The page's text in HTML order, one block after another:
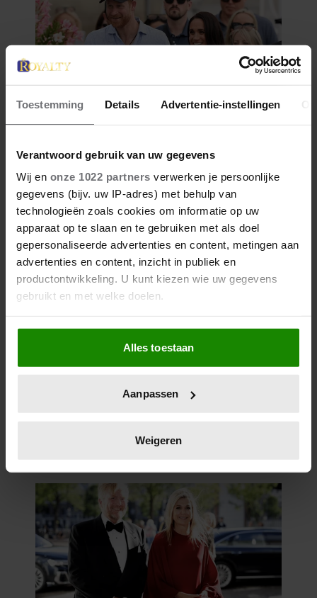
Toestemming Details Advertentie-instellingen
Verantwoord gebruik van uw gegevens
Wij en onze 1022 partners verwerken je persoonlijke
gegevens (bijv. uw IP-adres) met behulp van
technologieën zoals cookies om informatie op uw
apparaat op te slaan en te gebruiken met als doel
gepersonaliseerde advertenties en content, metingen aan
advertenties en content, inzicht in publiek en
productontwikkeling. U kunt kiezen wie uw gegevens
gebruikt en met welke doelen.
Als u het toestaat, willen we ook graag:
Informatie verzamelen over uw geografische
locatie, die tot een paar meter nauwkeurig kan zijn
scannen op specifieke eigenschappen (fingerprinting)
verwerkt en stel uw voorkeuren in het
intrekken in de Cookieverklaring.
We gebruiken cookies om content en advertenties te
personaliseren, om functies voor social media te bieden
en om ons websiteverkeer te analyseren. Ook delen we
informatie over uw gebruik van onze site met onze
partners voor social media, adverteren en analyse. Deze
partners kunnen deze gegevens combineren met andere
Alles toestaan
Aanpassen
Weigeren